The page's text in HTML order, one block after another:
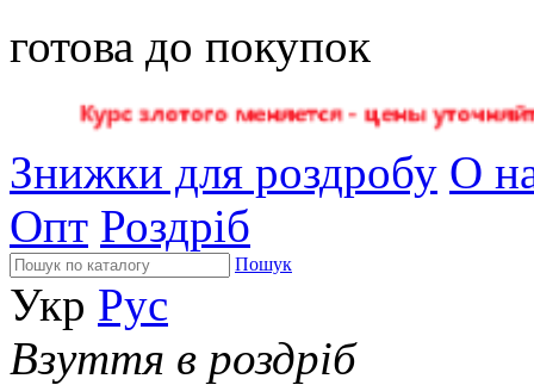
готова до покупок
Знижки для роздробу О
Опт Роздріб
Пошук
Укр Рус
Взуття в роздріб